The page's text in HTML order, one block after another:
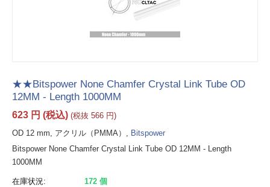
★★Bitspower None Chamfer Crystal Link Tube OD
12MM - Length 1000MM
623 円 (税込) (税抜 566 円)
OD 12 mm, アクリル（PMMA）, Bitspower
Bitspower None Chamfer Crystal Link Tube OD 12MM - Length
1000MM
在庫状況: 172 個